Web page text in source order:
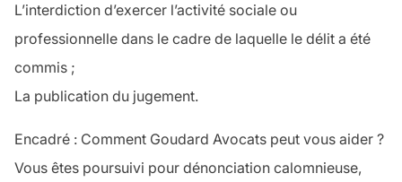
L’interdiction d’exercer l’activité sociale ou
professionnelle dans le cadre de laquelle le délit a été
commis ;
La publication du jugement.
Encadré : Comment Goudard Avocats peut vous aider ?
Vous êtes poursuivi pour dénonciation calomnieuse,